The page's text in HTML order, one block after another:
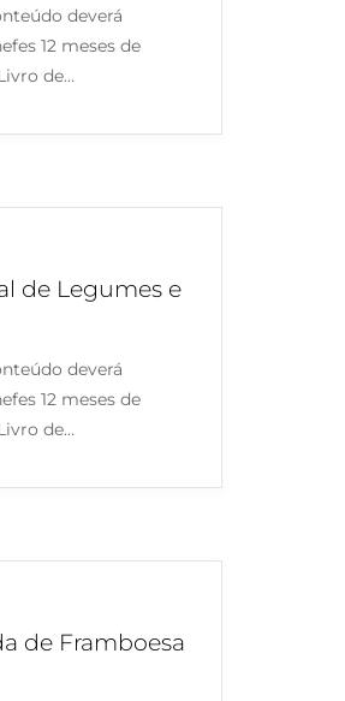
deverá
12 meses de
de…
de Legumes e
deverá
12 meses de
de…
de Framboesa